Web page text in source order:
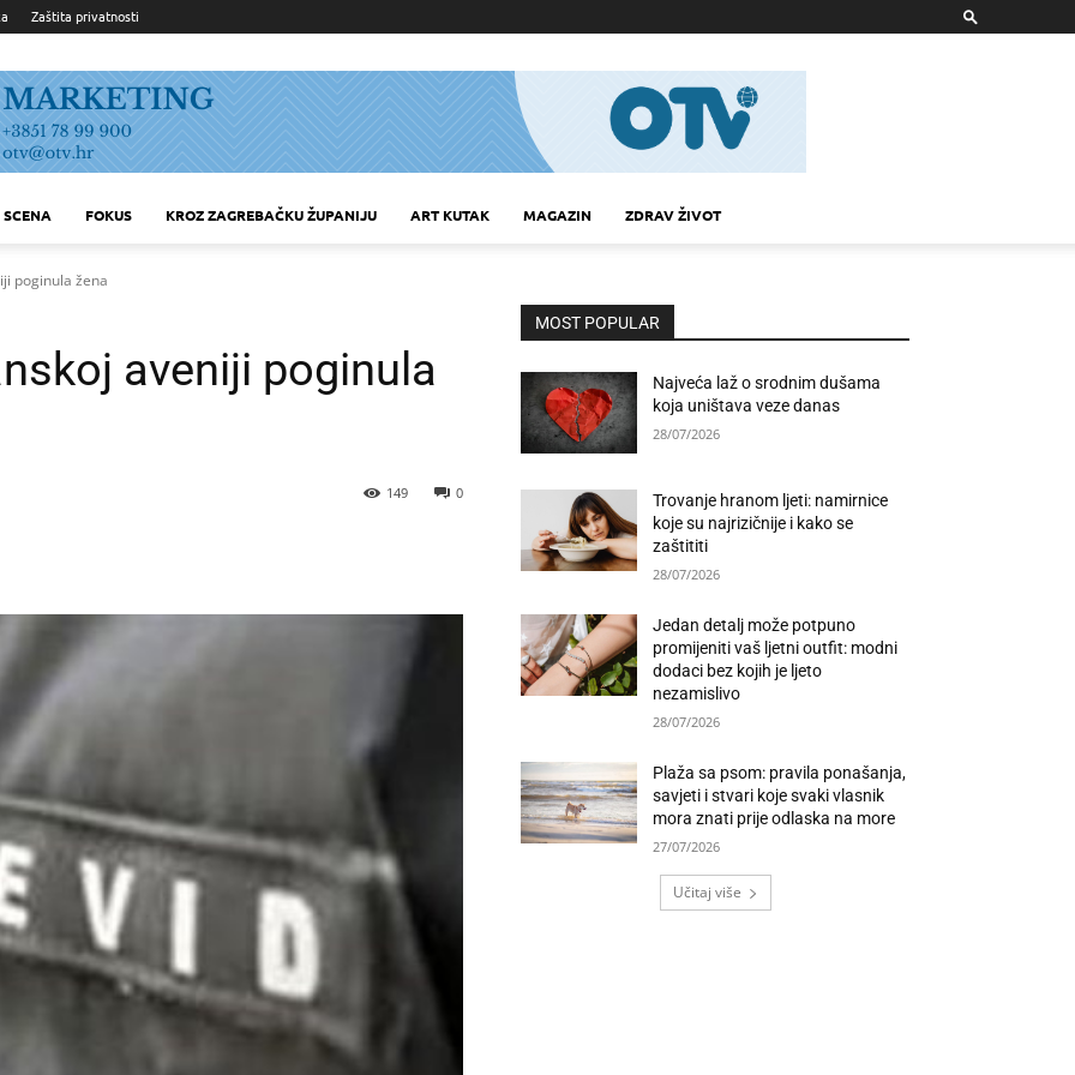
Zaštita privatnosti
SCENA FOKUS KROZ ZAGREBAČKU ŽUPANIJU ART KUTAK MAGAZIN ZDRAV ŽIVOT
poginula žena
aveniji poginula
0
149
MOST POPULAR
Najveća laž o srodnim dušama
koja uništava veze danas
28/07/2026
Trovanje hranom ljeti: namirnice
koje su najrizičnije i kako se
zaštititi
28/07/2026
Jedan detalj može potpuno
promijeniti vaš ljetni outfit: modni
dodaci bez kojih je ljeto
nezamislivo
28/07/2026
Plaža sa psom: pravila ponašanja,
savjeti i stvari koje svaki vlasnik
mora znati prije odlaska na more
27/07/2026
Učitaj više